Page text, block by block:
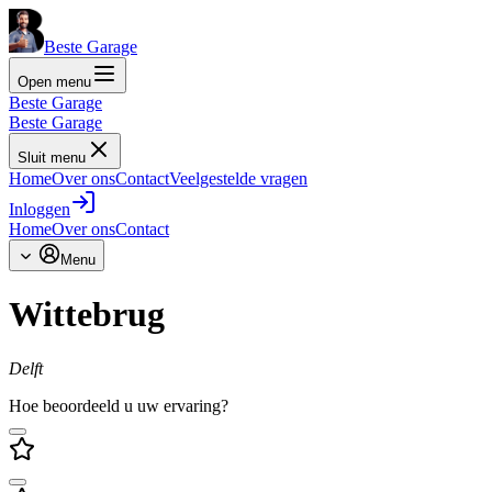
Beste Garage
Open menu
Beste Garage
Beste Garage
Sluit menu
HomeOver onsContactVeelgestelde vragen
Inloggen
HomeOver onsContact
Menu
Wittebrug
Delft
Hoe beoordeeld u uw ervaring?